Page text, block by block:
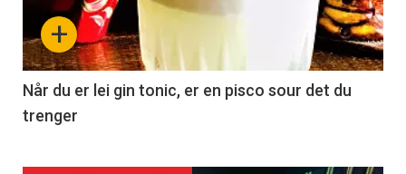
nå
-
2
+
Når du er lei gin tonic, er en pisco sour det du
trenger